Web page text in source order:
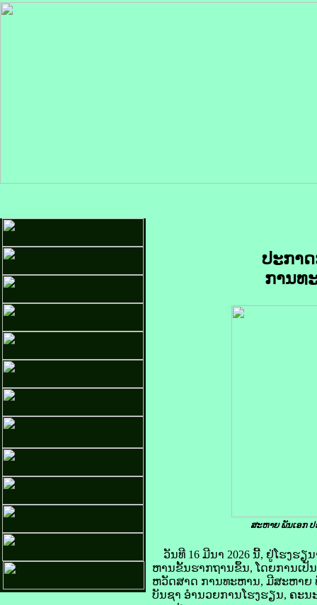
ປະກາ
ການທ
ສະຫາຍ ພັນເອກ
ວັນທີ 16 ມີນາ 2026 ນີ້, ຢູ່ໂຮງຮ
ຫານຂັ້ນຮາກຖານຂຶ້ນ, ໂດຍການເປັ
ຫວັດສາດ ການທະຫານ, ມີສະຫາຍ
ບັນຊາ ອຳນວຍການໂຮງຮຽນ, ຄະ